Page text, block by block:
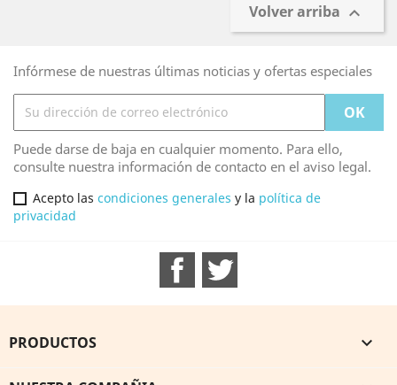
Volver arriba 
Infórmese de nuestras últimas noticias y ofertas especiales
Puede darse de baja en cualquier momento. Para ello,
consulte nuestra información de contacto en el aviso legal.
Acepto las condiciones generales y la política de
privacidad
Facebook
PRODUCTOS 